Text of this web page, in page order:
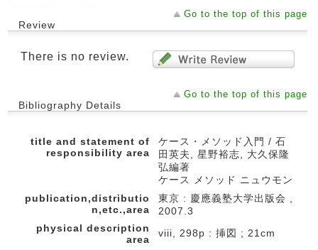
Go to the top of this page
Review
There is no review.
Go to the top of this page
Bibliography Details
title and statement of
responsibility area
ケース・メソッド入門 / 石
田英夫, 星野裕志, 大久保隆
弘編著
ケース メソッド ニュウモン
publication,distributio
n,etc.,area
東京 : 慶應義塾大学出版会 ,
2007.3
physical description
area
viii, 298p : 挿図 ; 21cm